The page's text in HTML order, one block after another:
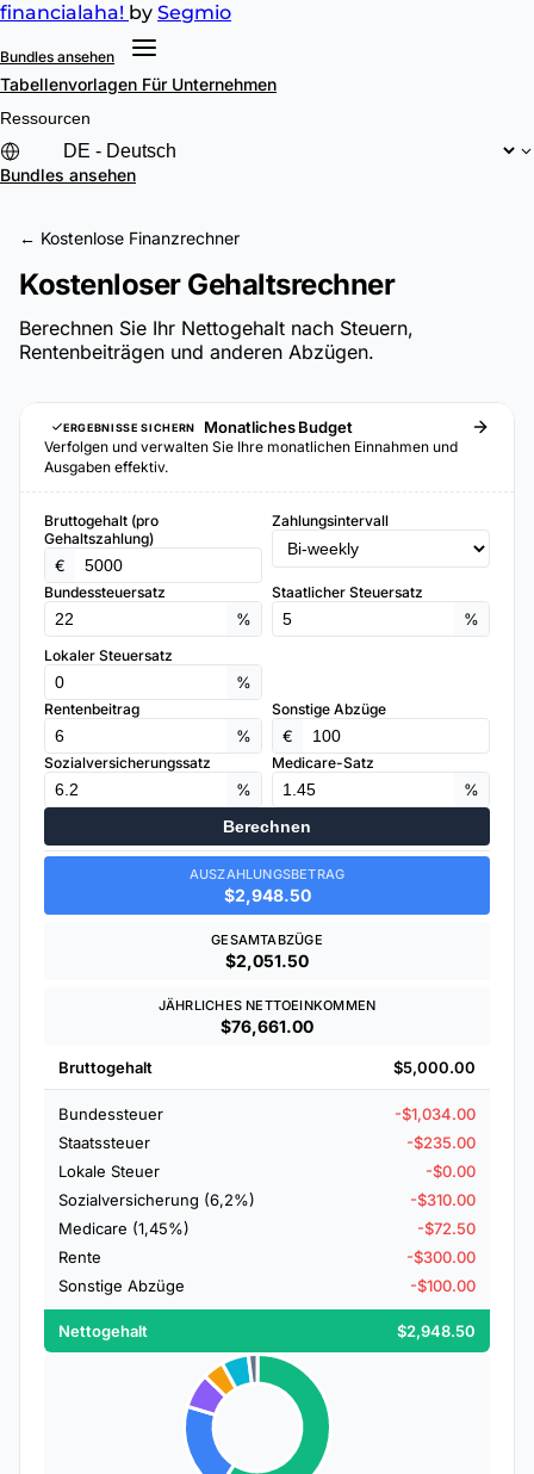
financialaha! by Segmio
Bundles ansehen
Tabellenvorlagen Für Unternehmen
Ressourcen
Bundles ansehen
← Kostenlose Finanzrechner
Kostenloser Gehaltsrechner
Berechnen Sie Ihr Nettogehalt nach Steuern,
Rentenbeiträgen und anderen Abzügen.
ERGEBNISSE SICHERN Monatliches Budget
Verfolgen und verwalten Sie Ihre monatlichen Einnahmen und
Ausgaben effektiv.
Bruttogehalt (pro
Gehaltszahlung)
€
Zahlungsintervall
Bundessteuersatz
%
Staatlicher Steuersatz
%
Lokaler Steuersatz
%
Rentenbeitrag
%
Sonstige Abzüge
€
Sozialversicherungssatz
%
Medicare-Satz
%
Berechnen
AUSZAHLUNGSBETRAG
$2,948.50
GESAMTABZÜGE
$2,051.50
JÄHRLICHES NETTOEINKOMMEN
$76,661.00
Bruttogehalt $5,000.00
Bundessteuer
-$1,034.00
Staatssteuer
-$235.00
Lokale Steuer
-$0.00
Sozialversicherung (6,2%)
-$310.00
Medicare (1,45%)
-$72.50
Rente
-$300.00
Sonstige Abzüge
-$100.00
Nettogehalt $2,948.50